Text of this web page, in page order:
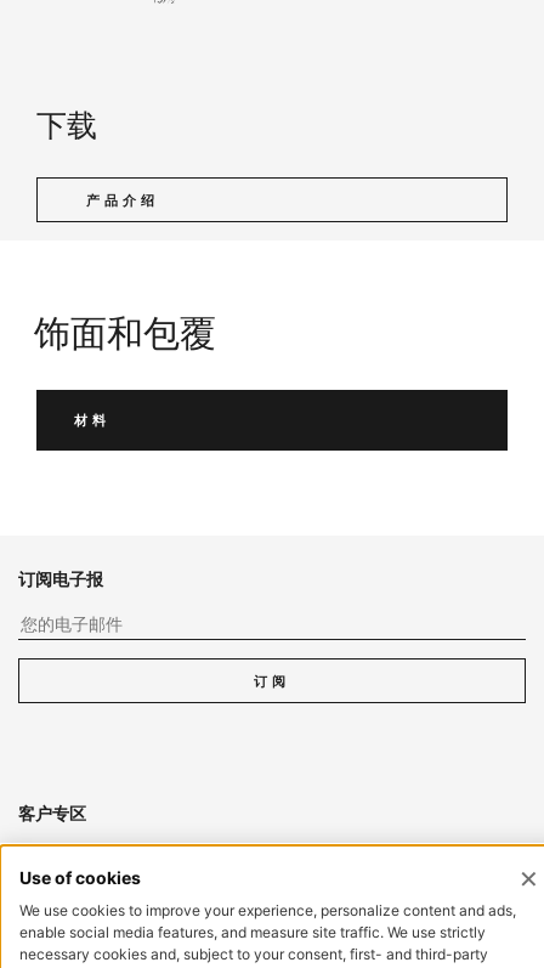
下载
产品介绍
饰面和包覆
材料
订阅电子报
订阅
客户专区
立即注册
重置密码